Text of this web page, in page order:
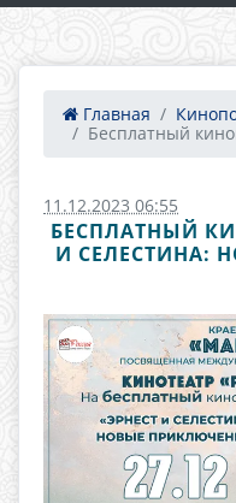
Главная
Бесплатный
11.12.2023 06:55
БЕСПЛАТНЫЙ
И СЕЛЕСТИНА: